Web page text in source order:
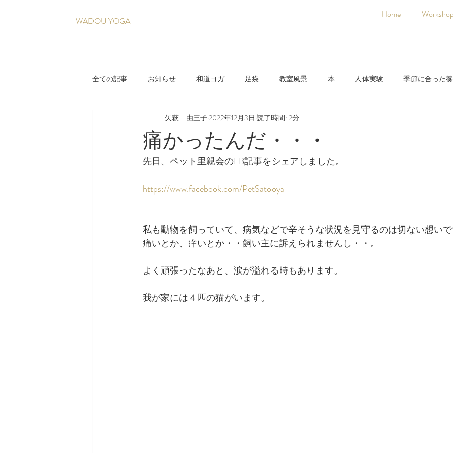
WADOU YOGA
Home
全ての記事 お知らせ 和道ヨガ 足袋 教室風景 本 人体実験 季節に合った
疲れづらい身体を育てる養生法 日本人に合った養生法
痛かったんだ・・・
矢萩 由三子 2022年12月3日 読了時間: 2分
先日、ペット里親会のFB記事をシェアしました。
https://www.facebook.com/PetSatooya
私も動物を飼っていて、病気などで辛そうな状況を見守るのは切ない想い
痛いとか、痒いとか・・飼い主に訴えられませんし・・。
よく頑張ったなあと、涙が溢れる時もあります。
我が家には４匹の猫がいます。